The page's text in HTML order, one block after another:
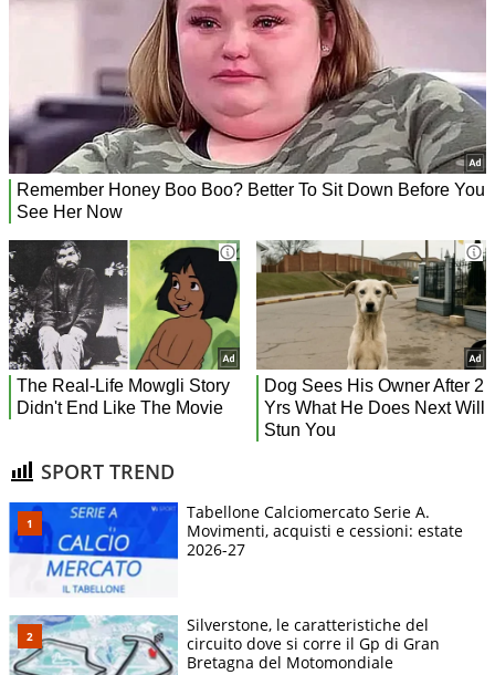
SPORT TREND
Tabellone Calciomercato Serie A.
Movimenti, acquisti e cessioni: estate
2026-27
Silverstone, le caratteristiche del
circuito dove si corre il Gp di Gran
Bretagna del Motomondiale